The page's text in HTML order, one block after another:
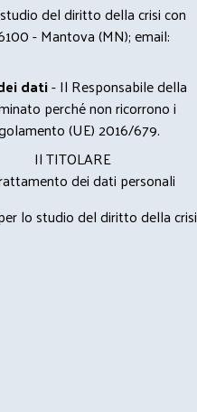
del diritto della crisi con
- Mantova (MN); email:
dati- Il Responsabile della
perché non ricorrono i
(UE) 2016/679.
Il TITOLARE
dei dati personali
lo studio del diritto della crisi